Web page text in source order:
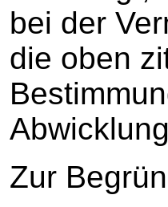
bei der
die oben
Zur